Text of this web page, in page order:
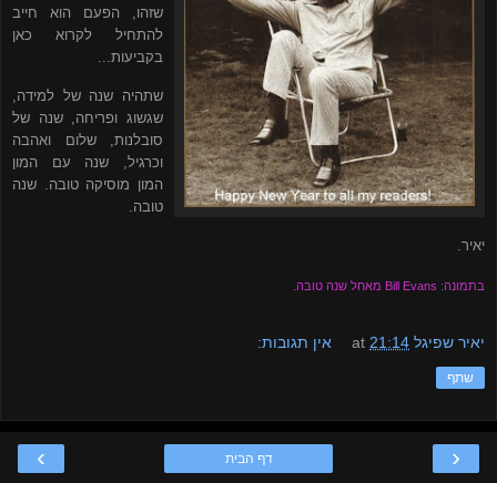
שזהו, הפעם הוא חייב
להתחיל לקרוא כאן
בקביעות...
שתהיה שנה של למידה,
שגשוג ופריחה, שנה של
סובלנות, שלום ואהבה
וכרגיל, שנה עם המון
המון מוסיקה טובה. שנה
טובה.
יאיר.
בתמונה: Bill Evans מאחל שנה טובה.
יאיר שפיגל at 21:14 אין תגובות:
שתף
‹
› דף הבית